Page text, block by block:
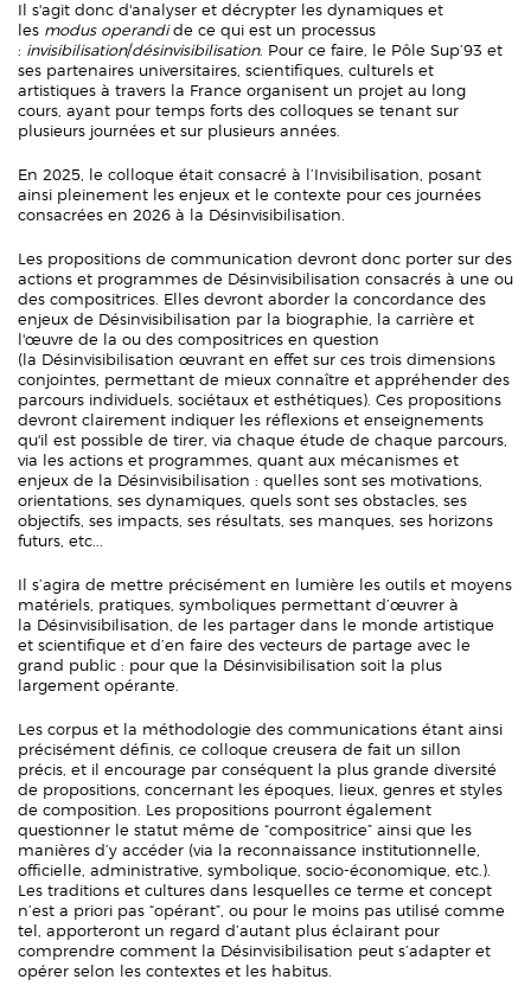
Il s'agit donc d'analyser et décrypter les dynamiques et
les modus operandide ce qui est un processus
: invisibilisation/désinvisibilisation. Pour ce faire, le Pôle Sup’93 et
ses partenaires universitaires, scientifiques, culturels et
artistiques à travers la France organisent un projet au long
cours, ayant pour temps forts des colloques se tenant sur
plusieurs journées et sur plusieurs années.
En 2025, le colloque était consacré à l’Invisibilisation, posant
ainsi pleinement les enjeux et le contexte pour ces journées
consacrées en 2026 à la Désinvisibilisation.
Les propositions de communication devront donc porter sur des
actions et programmes de Désinvisibilisation consacrés à une ou
des compositrices. Elles devront aborder la concordance des
enjeux de Désinvisibilisation par la biographie, la carrière et
l'œuvre de la ou des compositrices en question
(la Désinvisibilisation œuvrant en effet sur ces trois dimensions
conjointes, permettant de mieux connaître et appréhender des
parcours individuels, sociétaux et esthétiques). Ces propositions
devront clairement indiquer les réflexions et enseignements
qu'il est possible de tirer, via chaque étude de chaque parcours,
via les actions et programmes, quant aux mécanismes et
enjeux de la Désinvisibilisation : quelles sont ses motivations,
orientations, ses dynamiques, quels sont ses obstacles, ses
objectifs, ses impacts, ses résultats, ses manques, ses horizons
futurs, etc...
Il s’agira de mettre précisément en lumière les outils et moyens
matériels, pratiques, symboliques permettant d’œuvrer à
la Désinvisibilisation, de les partager dans le monde artistique
et scientifique et d’en faire des vecteurs de partage avec le
grand public : pour que la Désinvisibilisation soit la plus
largement opérante.
Les corpus et la méthodologie des communications étant ainsi
précisément définis, ce colloque creusera de fait un sillon
précis, et il encourage par conséquent la plus grande diversité
de propositions, concernant les époques, lieux, genres et styles
de composition. Les propositions pourront également
questionner le statut même de “compositrice” ainsi que les
manières d’y accéder (via la reconnaissance institutionnelle,
officielle, administrative, symbolique, socio-économique, etc.).
Les traditions et cultures dans lesquelles ce terme et concept
n’est a priori pas “opérant”, ou pour le moins pas utilisé comme
tel, apporteront un regard d’autant plus éclairant pour
comprendre comment la Désinvisibilisation peut s’adapter et
opérer selon les contextes et les habitus.